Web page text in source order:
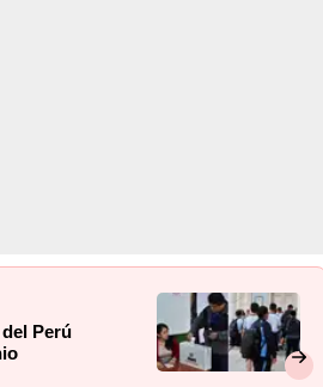
Perú